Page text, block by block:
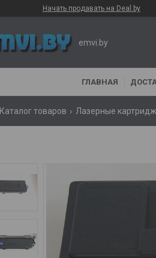
Начать продавать на Deal.by
emvi.by
ГЛАВНАЯ
Каталог товаров Лазерные